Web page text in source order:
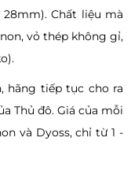
Chất liệu mà
vỏ thép không gỉ,
hãng tiếp tục cho ra
Thủ đô. Giá của mỗi
và Dyoss, chỉ từ 1 -